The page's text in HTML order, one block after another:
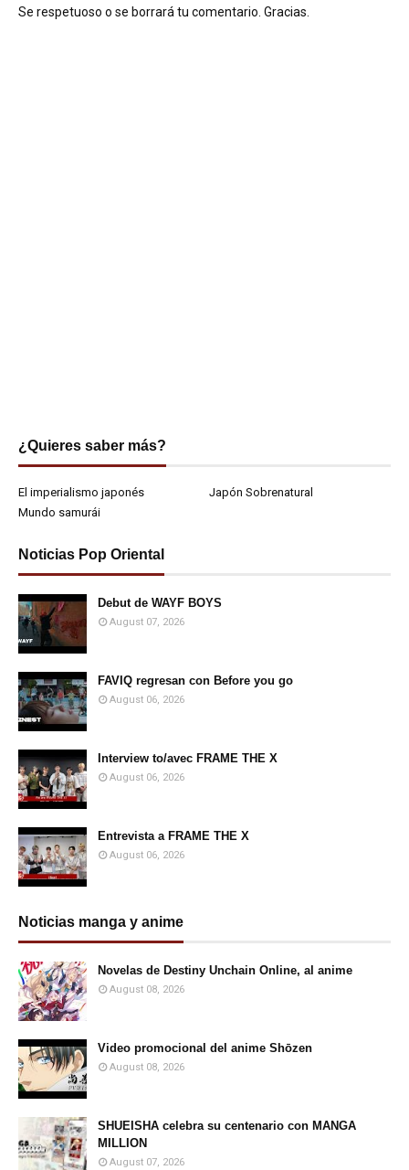
Se respetuoso o se borrará tu comentario. Gracias.
¿Quieres saber más?
El imperialismo japonés
Japón Sobrenatural
Mundo samurái
Noticias Pop Oriental
Debut de WAYF BOYS
August 07, 2026
FAVIQ regresan con Before you go
August 06, 2026
Interview to/avec FRAME THE X
August 06, 2026
Entrevista a FRAME THE X
August 06, 2026
Noticias manga y anime
Novelas de Destiny Unchain Online, al anime
August 08, 2026
Video promocional del anime Shōzen
August 08, 2026
SHUEISHA celebra su centenario con MANGA
MILLION
August 07, 2026